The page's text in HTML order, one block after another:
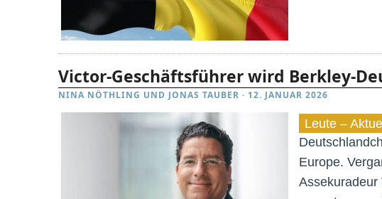
Victor-Geschäftsführer wird Berkley-
NINA NÖTHLING UND JONAS TAUBER · 12. JANUAR 2026
Leute –
Europe.
Assekuradeur